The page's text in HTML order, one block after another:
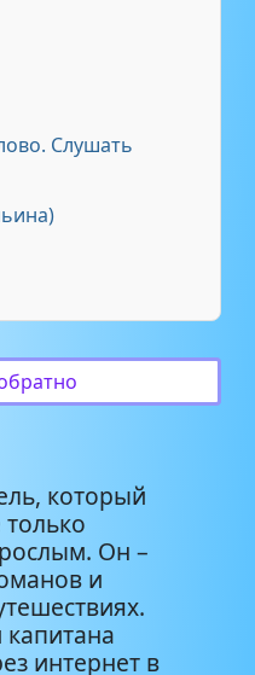
Слушать
который
Он –
и
интернет в